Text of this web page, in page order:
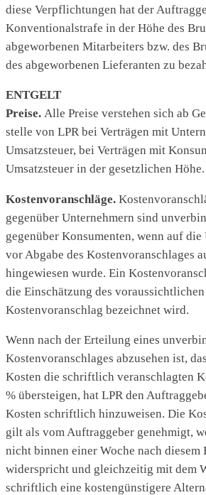
diese Verpflichtungen hat der
Konventionalstrafe in der Höhe des
abgeworbenen Mitarbeiters bzw. des
des abgeworbenen Lieferanten zu
ENTGELT
Preise. Alle Preise verstehen sich ab
stelle von LPR bei Verträgen mit
Umsatzsteuer, bei Verträgen mit
Umsatzsteuer in der gesetzlichen Höhe.
Kostenvoranschläge.
gegenüber Unternehmern sind
gegenüber Konsumenten, wenn auf
vor Abgabe des Kostenvoranschlages
hingewiesen wurde. Ein
die Einschätzung des
Kostenvoranschlag bezeichnet wird.
Wenn nach der Erteilung eines
Kostenvoranschlages abzusehen ist,
Kosten die schriftlich veranschlagten
% übersteigen, hat LPR den
Kosten schriftlich hinzuweisen. Die
gilt als vom Auftraggeber genehmigt,
nicht binnen einer Woche nach
widerspricht und gleichzeitig mit dem
schriftlich eine kostengünstigere